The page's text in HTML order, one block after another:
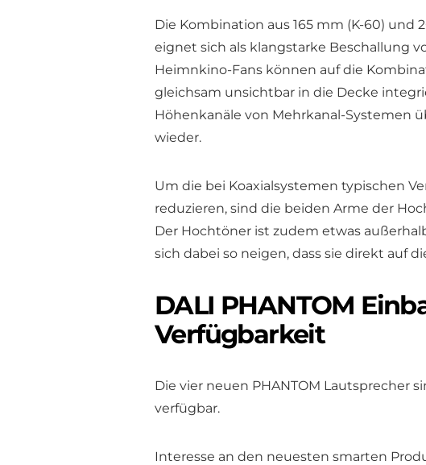
Die Kombination aus 165 mm (K-60)
eignet sich als klangstarke Beschallung
Heimnkino-Fans können auf die
gleichsam unsichtbar in die Decke
Höhenkanäle von Mehrkanal-Systemen
wieder.
Um die bei Koaxialsystemen typischen
reduzieren, sind die beiden Arme der
Der Hochtöner ist zudem etwas
sich dabei so neigen, dass sie direkt auf
DALI PHANTOM
Verfügbarkeit
Die vier neuen PHANTOM Lautsprecher
verfügbar.
Interesse an den neuesten smarten